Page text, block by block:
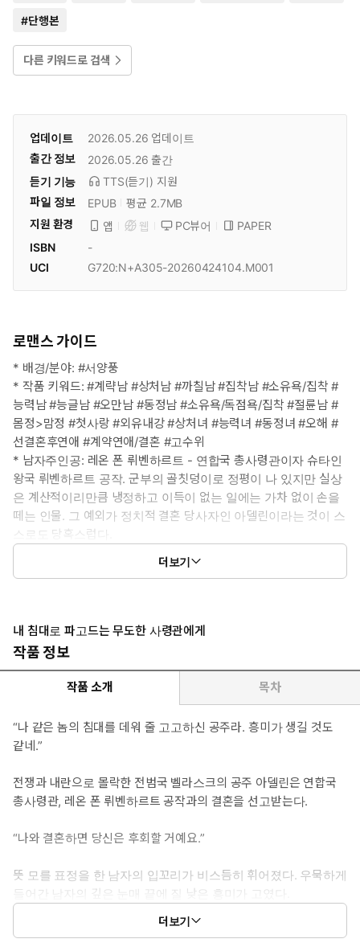
#단행본
다른 키워드로 검색
업데이트 2026.05.26 업데이트
출간 정보
2026.05.26 출간
듣기 기능
TTS(듣기) 지원
파일 정보
EPUB
평균 2.7MB
지원 환경
앱 웹 PC뷰어
PAPER
ISBN
-
UCI
G720:N+A305-20260424104.M001
로맨스 가이드
* 배경/분야: #서양풍
* 작품 키워드: #계략남 #상처남 #까칠남 #집착남 #소유욕/집착 #
능력남 #능글남 #오만남 #동정남 #소유욕/독점욕/집착 #절륜남 #
몸정>맘정 #첫사랑 #외유내강 #상처녀 #능력녀 #동정녀 #오해 #
선결혼후연애 #계약연애/결혼 #고수위
* 남자주인공: 레온 폰 뤼벤하르트 - 연합국 총사령관이자 슈타인
왕국 뤼벤하르트 공작. 군부의 골칫덩이로 정평이 나 있지만 실상
은 계산적이리만큼 냉정하고 이득이 없는 일에는 가차 없이 손을
떼는 인물. 그 예외가 정치적 결혼 당사자인 아델린이라는 것이 스
스로도 당혹스럽다.
* 여자주인공: 아델린 드 벨라스크 - 전 벨라스크 왕가의 공주. 온갖
불합리한 대우속에서도 위축되긴커녕 스스로 더 나은 삶을 개척하
하고 흔들린다.
* 이럴 때 보세요: 정교하게 짜인 거짓 속에서 서로가 유일한 진실이
되어 버린 두 사람의 구원이 보고 싶을 때.
* 공감 글귀: “난 우리의 결혼이 몹시 마음에 들어서.”
더보기
내 침대로 파고드는 무도한 사령관에게
작품 정보
작품 소개 목차
“나 같은 놈의 침대를 데워 줄 고고하신 공주라. 흥미가 생길 것도
같네.”
전쟁과 내란으로 몰락한 전범국 벨라스크의 공주 아델린은 연합국
총사령관, 레온 폰 뤼벤하르트 공작과의 결혼을 선고받는다.
“나와 결혼하면 당신은 후회할 거예요.”
뜻 모를 표정을 한 남자의 입꼬리가 비스듬히 휘어졌다. 우묵하게
들어간 남자의 깊은 눈매 끝에 질 낮은 흥미가 고였다.
“그거 기대되네. 더럽게 평화로운 시대 속에 침몰되는 것보단 그편
더보기